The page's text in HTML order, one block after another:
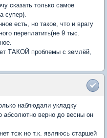
сказать только самое
супер).
есть, но такое, что и врагу
переплатить(не 9 тыс.
ТАКОЙ проблемы с землёй,
наблюдали укладку
абсолютно верно до весны он
тсж но т.к. являюсь старшей